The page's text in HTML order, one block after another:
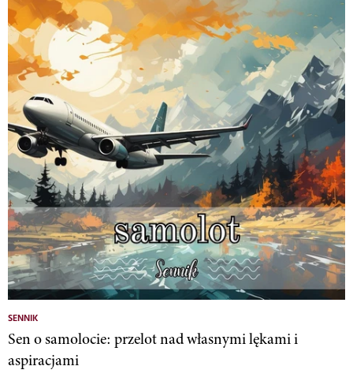
SENNIK
Sen o samolocie: przelot nad własnymi lękami i
aspiracjami